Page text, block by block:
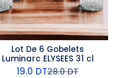
Lot De 6 Gobelets
Luminarc ELYSEES 31 cl
19.0 DT28.0DT